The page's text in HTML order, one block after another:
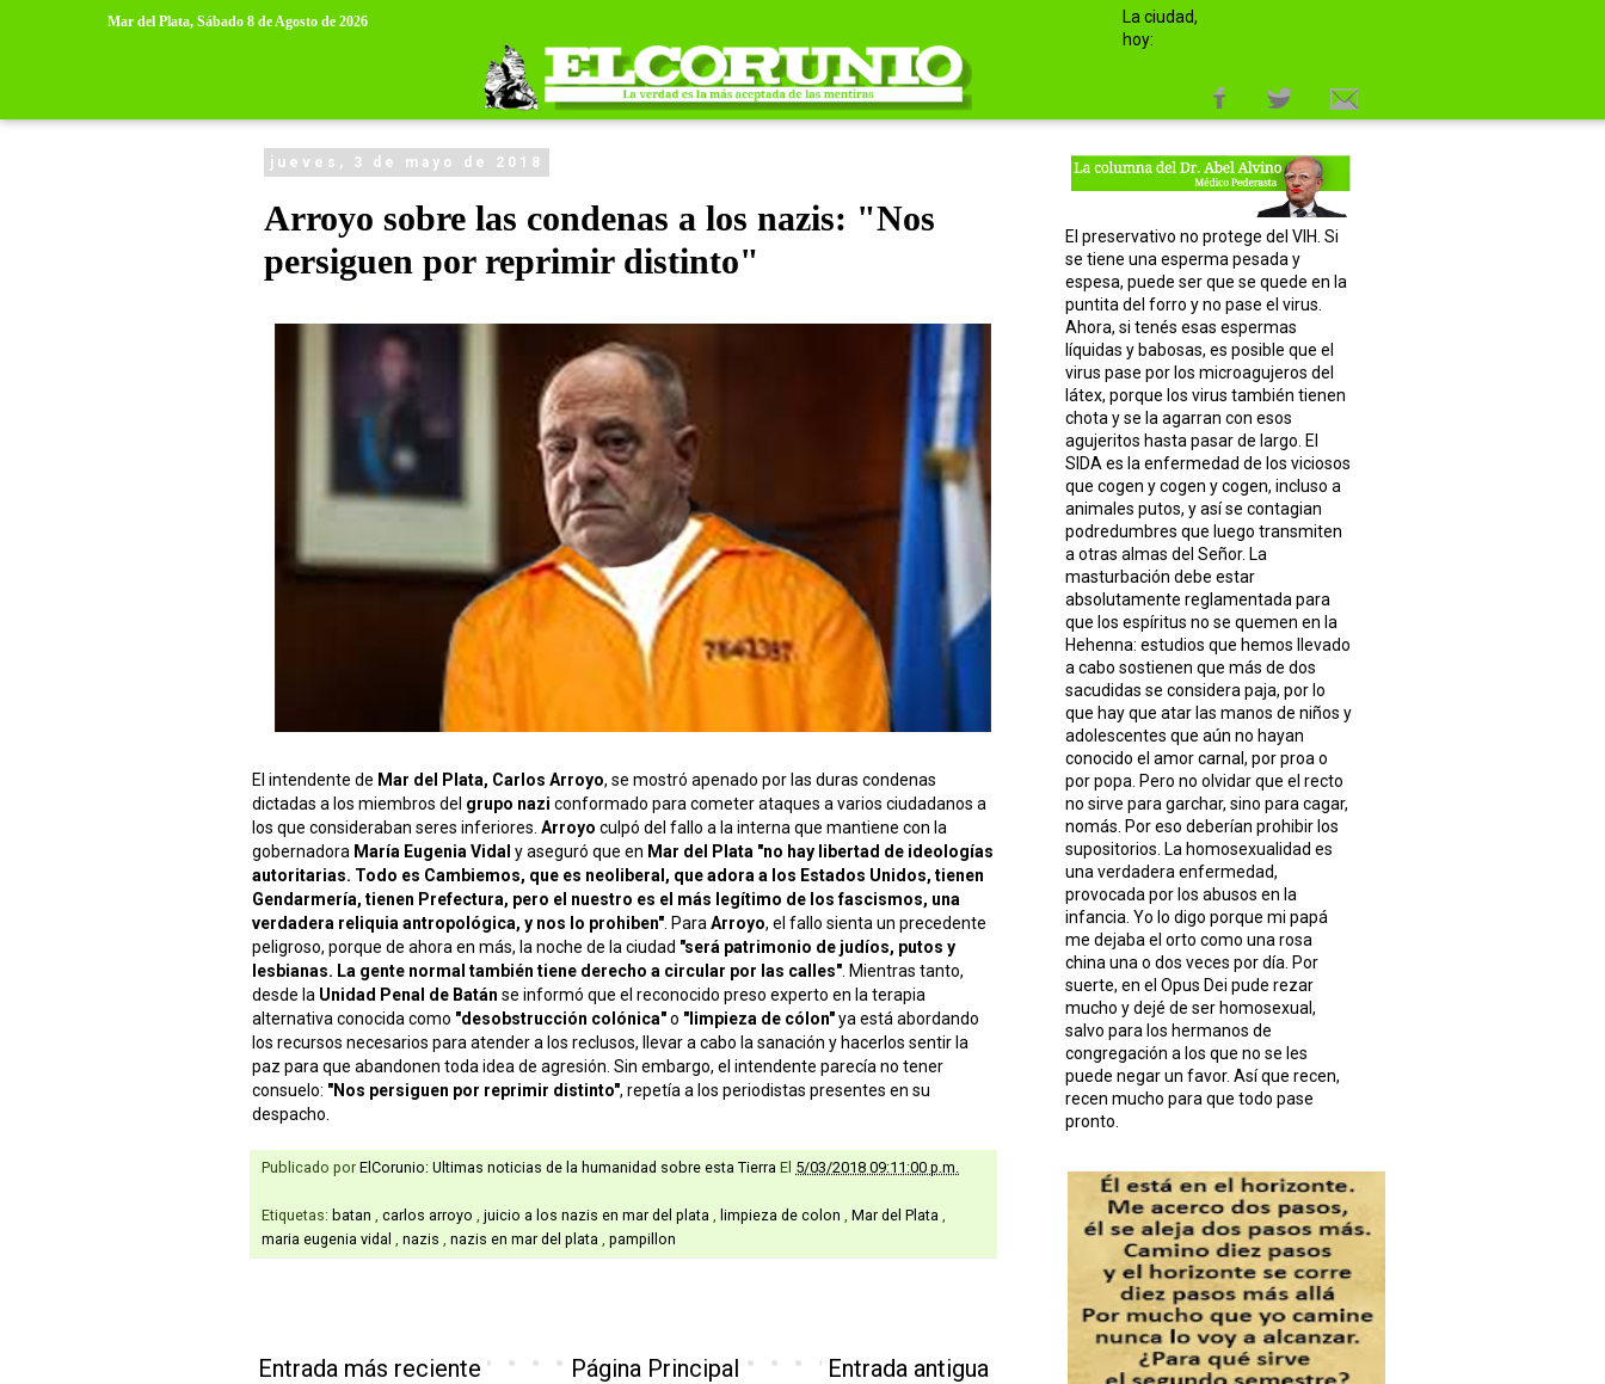
Mar del Plata, Sábado 8 de Agosto de 2026
La ciudad,
hoy:
jueves, 3 de mayo de 2018
Arroyo sobre las condenas a los nazis: "Nos
persiguen por reprimir distinto"
El intendente de Mar del Plata, Carlos Arroyo, se mostró apenado por las duras condenas
dictadas a los miembros del grupo nazi conformado para cometer ataques a varios ciudadanos a
los que consideraban seres inferiores. Arroyo culpó del fallo a la interna que mantiene con la
gobernadora María Eugenia Vidal y aseguró que en Mar del Plata "no hay libertad de ideologías
autoritarias. Todo es Cambiemos, que es neoliberal, que adora a los Estados Unidos, tienen
Gendarmería, tienen Prefectura, pero el nuestro es el más legítimo de los fascismos, una
verdadera reliquia antropológica, y nos lo prohiben" . Para Arroyo, el fallo sienta un precedente
peligroso, porque de ahora en más, la noche de la ciudad "será patrimonio de judíos, putos y
lesbianas. La gente normal también tiene derecho a circular por las calles" . Mientras tanto,
desde la Unidad Penal de Batán se informó que el reconocido preso experto en la terapia
alternativa conocida como "desobstrucción colónica"o "limpieza de cólon"ya está abordando
los recursos necesarios para atender a los reclusos, llevar a cabo la sanación y hacerlos sentir la
paz para que abandonen toda idea de agresión. Sin embargo, el intendente parecía no tener
consuelo: "Nos persiguen por reprimir distinto", repetía a los periodistas presentes en su
despacho.
Publicado por ElCorunio: Ultimas noticias de la humanidad sobre esta Tierra El 5/03/2018 09:11:00 p.m.
Etiquetas: batan carlos arroyo juicio a los nazis en mar del plata limpieza de colon Mar del Plata
maria eugenia vidal
nazis nazis en mar del plata pampillon
Entrada más reciente Entrada antigua
Página Principal
El preservativo no protege del VIH. Si
se tiene una esperma pesada y
espesa, puede ser que se quede en la
puntita del forro y no pase el virus.
Ahora, si tenés esas espermas
líquidas y babosas, es posible que el
virus pase por los microagujeros del
látex, porque los virus también tienen
chota y se la agarran con esos
agujeritos hasta pasar de largo. El
SIDA es la enfermedad de los viciosos
que cogen y cogen y cogen, incluso a
animales putos, y así se contagian
podredumbres que luego transmiten
a otras almas del Señor. La
masturbación debe estar
absolutamente reglamentada para
que los espíritus no se quemen en la
Hehenna: estudios que hemos llevado
a cabo sostienen que más de dos
sacudidas se considera paja, por lo
que hay que atar las manos de niños y
adolescentes que aún no hayan
conocido el amor carnal, por proa o
por popa. Pero no olvidar que el recto
no sirve para garchar, sino para cagar,
nomás. Por eso deberían prohibir los
supositorios. La homosexualidad es
una verdadera enfermedad,
provocada por los abusos en la
infancia. Yo lo digo porque mi papá
me dejaba el orto como una rosa
china una o dos veces por día. Por
suerte, en el Opus Dei pude rezar
mucho y dejé de ser homosexual,
salvo para los hermanos de
congregación a los que no se les
puede negar un favor. Así que recen,
recen mucho para que todo pase
pronto.